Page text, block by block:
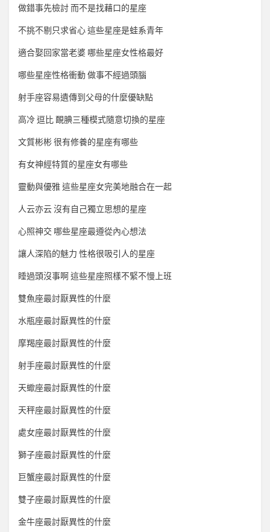
做錯事先檢討 而不是找藉口的星座
不挑不剔只求省心 這些星座是蛙系青年
適合娶回家當老婆 哪些星座女性格最好
哪些星座性格衝動 做事不經過頭腦
射手座容易遺傳到父母的什麼優缺點
高冷 逗比 靦腆三種模式隨意切換的星座
文質彬彬 很有修養的星座有哪些
有女神經特質的星座女有哪些
靈動與優雅 這些星座女完美地融合在一起
人云亦云 沒有自己獨立思想的星座
心照神交 哪些星座最遵從內心想法
讓人深陷的魅力 性格很吸引人的星座
睡過頭沒事啊 這些星座照樣不緊不慢上班
雙魚座最討厭異性的什麼
水瓶座最討厭異性的什麼
摩羯座最討厭異性的什麼
射手座最討厭異性的什麼
天蠍座最討厭異性的什麼
天秤座最討厭異性的什麼
處女座最討厭異性的什麼
獅子座最討厭異性的什麼
巨蟹座最討厭異性的什麼
雙子座最討厭異性的什麼
金牛座最討厭異性的什麼